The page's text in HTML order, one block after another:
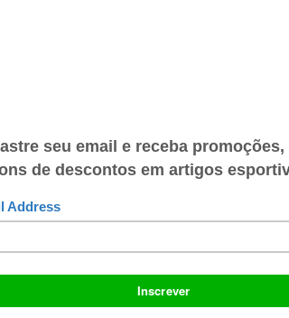
o número do telefone de emergência “193”. No
da corporação. Na barra da camisa, estão
o ano de fundação “1892” e as